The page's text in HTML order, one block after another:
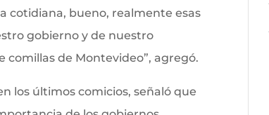
cotidiana, bueno, realmente esas
gobierno y de nuestro
de Montevideo”, agregó.
los últimos comicios, señaló que